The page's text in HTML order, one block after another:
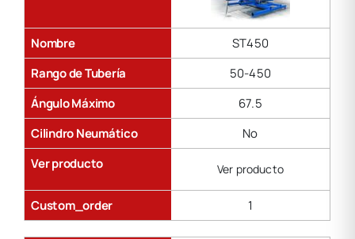
Nombre
ST450
Rango de Tubería
50-450
Ángulo Máximo
67.5
Cilindro Neumático
No
Ver producto
Ver producto
Custom_order 1